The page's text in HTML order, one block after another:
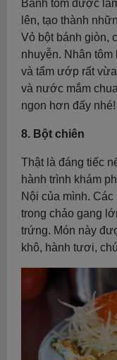
Bánh tôm được
lên, tạo thành
Vỏ bột bánh giòn,
nhuyễn. Nhân
và tẩm ướp rất
và nước mắm
ngon hơn đấy nhé!
8. Bột chiên
Thật là đáng tiếc
hành trình khám
Nội của mình.
trong chảo gang
trứng. Món này
khô, hành tươi,